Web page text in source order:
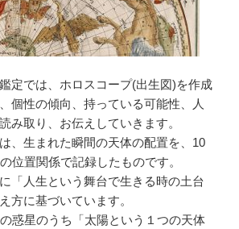
定では、ホロスコープ(出生図)を作成
個性の傾向、持っている可能性、人
み取り、お伝えしていきます。
、生まれた瞬間の天体の配置を、10
位置関係で記録したものです。
「人生という舞台で生きる時の土台
方に基づいています。
惑星のうち「太陽という１つの天体